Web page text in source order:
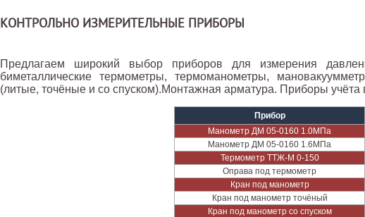
КОНТРОЛЬНО ИЗМЕРИТЕЛЬНЫЕ ПРИБОРЫ
Предлагаем широкий выбор приборов для измерения
биметаллические термометры, термоманометры,
(литые, точёные и со спуском).Монтажная арматура. Приборы
Прибор
Манометр ДМ 05-0160 1.0МПа
Манометр ДМ 05-0160 1.6МПа
Термометр ТТЖ-М 0-150
Оправа под термометр
Кран под манометр
Кран под манометр точёный
Кран под манометр со спуском